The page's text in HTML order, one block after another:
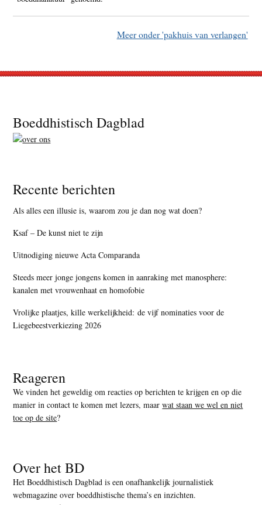
Meer onder 'pakhuis van verlangen'
Footer
Boeddhistisch Dagblad
Recente berichten
Als alles een illusie is, waarom zou je dan nog wat doen?
Ksaf – De kunst niet te zijn
Uitnodiging nieuwe Acta Comparanda
Steeds meer jonge jongens komen in aanraking met manosphere:
kanalen met vrouwenhaat en homofobie
Vrolijke plaatjes, kille werkelijkheid: de vijf nominaties voor de
Liegebeestverkiezing 2026
Reageren
We vinden het geweldig om reacties op berichten te krijgen en op die
manier in contact te komen met lezers, maarwat staan we wel en niet
toe op de site?
Over het BD
Het Boeddhistisch Dagblad is een onafhankelijk journalistiek
webmagazine over boeddhistische thema’s en inzichten.